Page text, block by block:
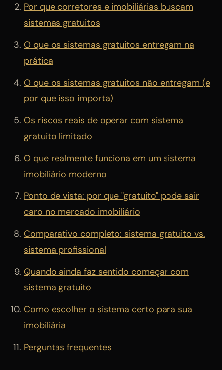
Por que corretores e imobiliárias buscam
sistemas gratuitos
O que os sistemas gratuitos entregam na
prática
O que os sistemas gratuitos não entregam (e
por que isso importa)
Os riscos reais de operar com sistema
gratuito limitado
O que realmente funciona em um sistema
imobiliário moderno
Ponto de vista: por que "gratuito" pode sair
caro no mercado imobiliário
Comparativo completo: sistema gratuito vs.
sistema profissional
Quando ainda faz sentido começar com
sistema gratuito
Como escolher o sistema certo para sua
imobiliária
Perguntas frequentes